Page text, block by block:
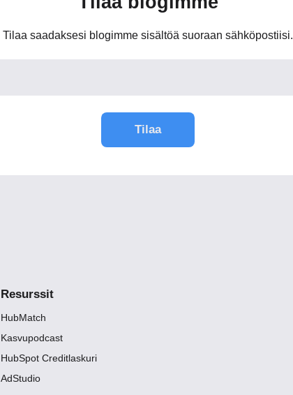
Tilaa saadaksesi blogimme sisältöä suoraan sähköpostiisi.
Resurssit
HubMatch
Kasvupodcast
HubSpot Creditlaskuri
AdStudio